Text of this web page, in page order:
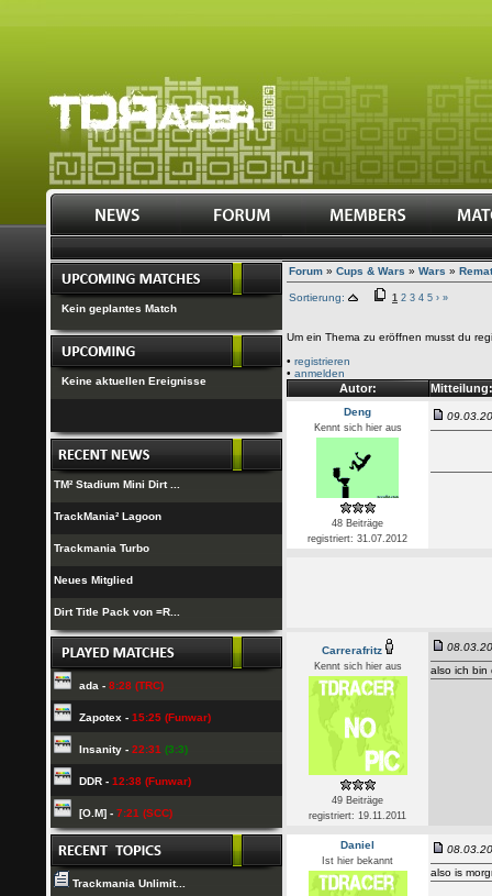
Kein geplantes Match
Keine aktuellen Ereignisse
TM² Stadium Mini Dirt ...
TrackMania² Lagoon
Trackmania Turbo
Neues Mitglied
Dirt Title Pack von =R...
ada - 8:28 (TRC)
Zapotex - 15:25 (Funwar)
Insanity - 22:31 (3:3)
DDR - 12:38 (Funwar)
[O.M] - 7:21 (SCC)
Trackmania Unlimit...
Forum » Cups & Wars » Wars »
Sortierung: 1 2 3 4 5 › »
Um ein Thema zu eröffnen musst du
• registrieren
• anmelden
Autor: Mitteilung:
Deng
Kennt sich hier aus
48 Beiträge
registriert: 31.07.2012
Carrerafritz
Kennt sich hier aus
49 Beiträge
registriert: 19.11.2011
also ich bin
Daniel
Ist hier bekannt
also is